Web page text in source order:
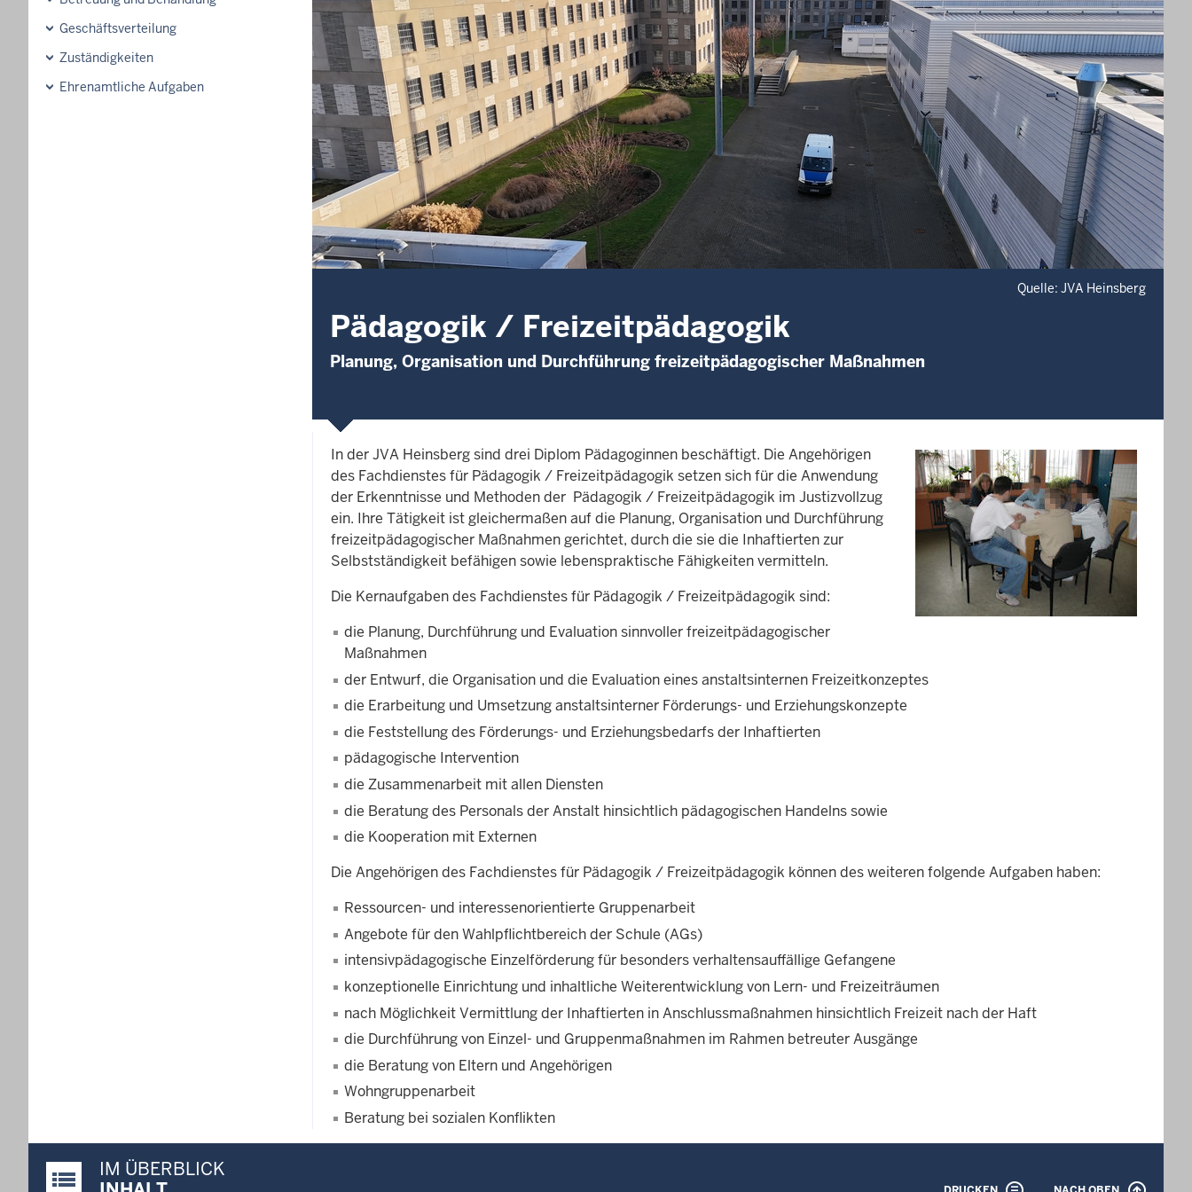
Geschäftsverteilung
Zuständigkeiten
Ehrenamtliche Aufgaben
Quelle: JVA Heinsberg
Pädagogik / Freizeitpädagogik
Planung, Organisation und Durchführung freizeitpädagogischer Maßnahmen
In der JVA Heinsberg sind drei Diplom Pädagoginnen beschäftigt. Die Angehörigen
des Fachdienstes für Pädagogik / Freizeitpädagogik setzen sich für die Anwendung
der Erkenntnisse und Methoden der Pädagogik / Freizeitpädagogik im Justizvollzug
ein. Ihre Tätigkeit ist gleichermaßen auf die Planung, Organisation und Durchführung
freizeitpädagogischer Maßnahmen gerichtet, durch die sie die Inhaftierten zur
Selbstständigkeit befähigen sowie lebenspraktische Fähigkeiten vermitteln.
Die Kernaufgaben des Fachdienstes für Pädagogik / Freizeitpädagogik sind:
die Planung, Durchführung und Evaluation sinnvoller freizeitpädagogischer
Maßnahmen
der Entwurf, die Organisation und die Evaluation eines anstaltsinternen Freizeitkonzeptes
die Erarbeitung und Umsetzung anstaltsinterner Förderungs- und Erziehungskonzepte
die Feststellung des Förderungs- und Erziehungsbedarfs der Inhaftierten
pädagogische Intervention
die Zusammenarbeit mit allen Diensten
die Beratung des Personals der Anstalt hinsichtlich pädagogischen Handelns sowie
die Kooperation mit Externen
Die Angehörigen des Fachdienstes für Pädagogik / Freizeitpädagogik können des weiteren folgende Aufgaben haben:
Ressourcen- und interessenorientierte Gruppenarbeit
Angebote für den Wahlpflichtbereich der Schule (AGs)
intensivpädagogische Einzelförderung für besonders verhaltensauffällige Gefangene
konzeptionelle Einrichtung und inhaltliche Weiterentwicklung von Lern- und Freizeiträumen
nach Möglichkeit Vermittlung der Inhaftierten in Anschlussmaßnahmen hinsichtlich Freizeit nach der Haft
die Durchführung von Einzel- und Gruppenmaßnahmen im Rahmen betreuter Ausgänge
die Beratung von Eltern und Angehörigen
Wohngruppenarbeit
Beratung bei sozialen Konflikten
Justiz-Portal im Überblick:
IM ÜBERBLICK